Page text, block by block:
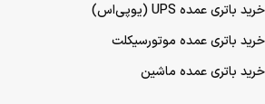
خرید باتری عمده UPS (یو‌پی‌اس)
خرید باتری عمده موتورسیکلت
خرید باتری عمده ماشین